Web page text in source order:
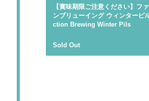
【賞味期限ご注意ください】フ
ンブリューイング ウィンターピ
ction Brewing Winter Pils
Sold Out